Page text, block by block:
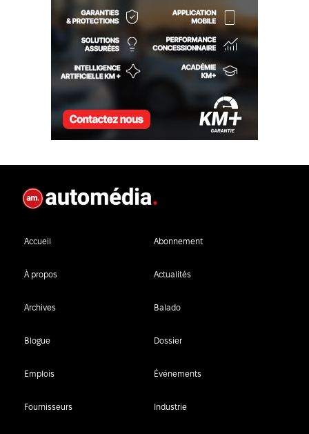
Accueil Abonnement
À propos Actualités
Archives Balado
Blogue Dossier
Emplois Événements
Fournisseurs Industrie